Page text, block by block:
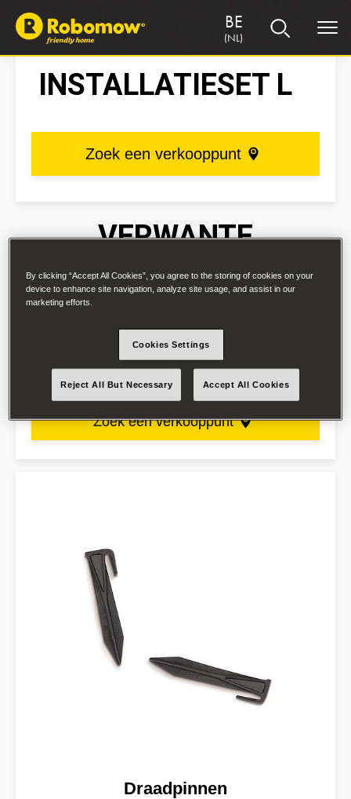
BE
(NL)
INSTALLATIESET L
Zoek een verkooppunt
VERWANTE
PRODUCTEN
INSTALLATIESET L
Zie product details
Zoek een verkooppunt
Draadpinnen
By clicking “Accept All Cookies”, you agree to the storing of cookies on your
device to enhance site navigation, analyze site usage, and assist in our
marketing efforts.
Cookies Settings
Reject All But Necessary Accept All Cookies